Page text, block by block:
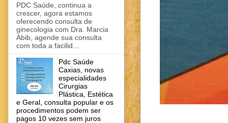
PDC Saúde, continua a
crescer, agora estamos
oferecendo consulta de
ginecologia com Dra. Marcia
Abib, agende sua consulta
com toda a facilid...
Pdc Saúde
Caxias, novas
especialidades
Cirurgias
Plástica, Estética
e Geral, consulta popular e os
procedimentos podem ser
pagos 10 vezes sem juros